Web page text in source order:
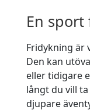
En sport
Fridykning är
Den kan
eller tidigare
långt du vill
djupare